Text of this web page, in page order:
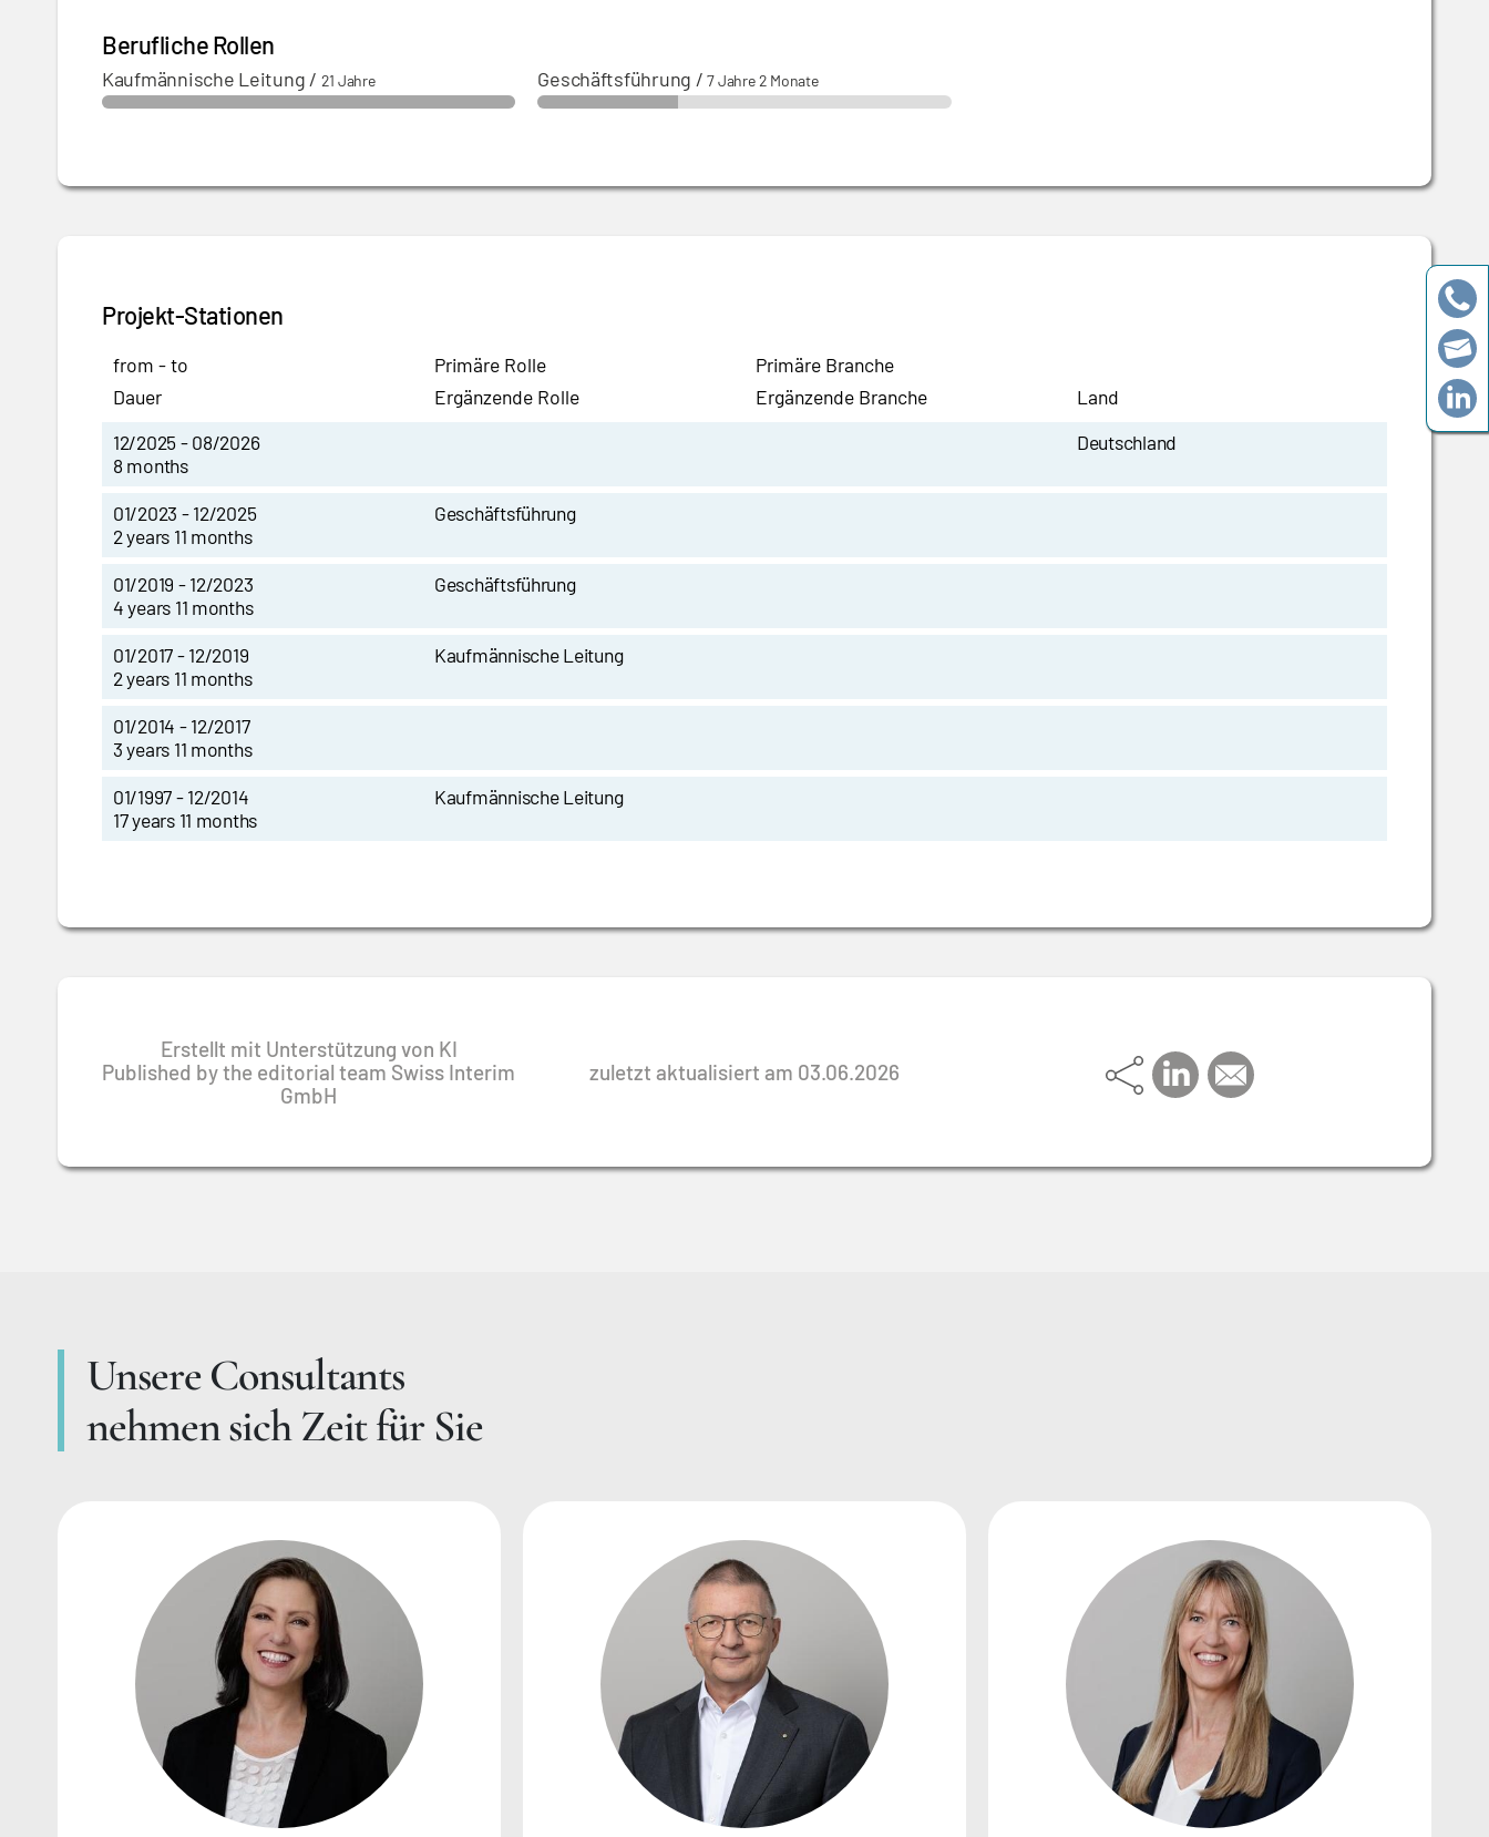
Berufliche Rollen
Kaufmännische Leitung / 21 Jahre Geschäftsführung /7 Jahre 2 Monate
Projekt-Stationen
from - to
Dauer
Primäre Rolle
Ergänzende Rolle
Primäre Branche
Ergänzende Branche
Land
12/2025 - 08/2026
8 months
Deutschland
01/2023 - 12/2025
2 years 11 months
Geschäftsführung
01/2019 - 12/2023
4 years 11 months
Geschäftsführung
01/2017 - 12/2019
2 years 11 months
Kaufmännische Leitung
01/2014 - 12/2017
3 years 11 months
01/1997 - 12/2014
17 years 11 months
Kaufmännische Leitung
Erstellt mit Unterstützung von KI
Published by the editorial team Swiss Interim
GmbH
zuletzt aktualisiert am 03.06.2026
Unsere Consultants
nehmen sich Zeit für Sie